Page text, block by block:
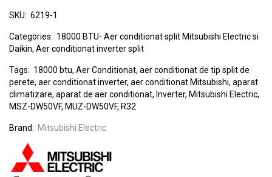
SKU: 6219-1
Categories: 18000 BTU- Aer conditionat split Mitsubishi Electric si
Daikin, Aer conditionat inverter split
Tags: 18000 btu, Aer Conditionat, aer conditionat de tip split de
perete, aer conditionat inverter, aer conditionat Mitsubishi, aparat
climatizare, aparat de aer conditionat, Inverter, Mitsubishi Electric,
MSZ-DW50VF, MUZ-DW50VF, R32
Brand: Mitsubishi Electric